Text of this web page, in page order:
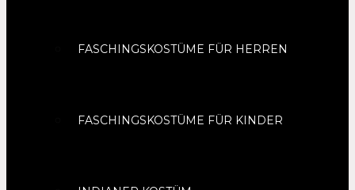
FASCHINGSKOSTÜME FÜR HERREN
FASCHINGSKOSTÜME FÜR KINDER